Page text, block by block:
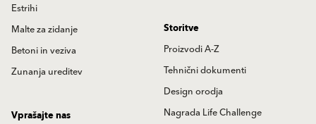
Estrihi
Malte za zidanje
Betoni in veziva
Zunanja ureditev
Storitve
Proizvodi A-Z
Tehnični dokumenti
Design orodja
Nagrada Life Challenge
Vprašajte nas